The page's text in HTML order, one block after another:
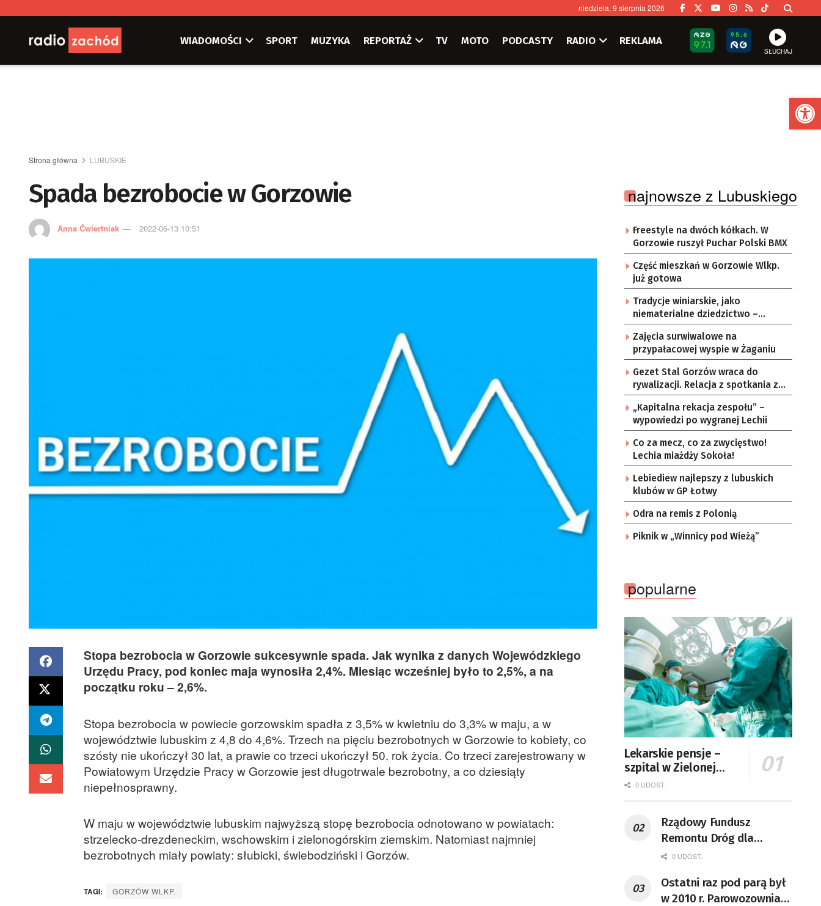
niedziela, 9 sierpnia 2026
WIADOMOŚCI SPORT MUZYKA REPORTAŻ TV MOTO PODCASTY RADIO REKLAMA
SŁUCHAJ
Strona główna LUBUSKIE
Spada bezrobocie w Gorzowie
Anna Ćwiertniak 2022-06-13 10:51
Stopa bezrobocia w Gorzowie sukcesywnie spada. Jak wynika z danych Wojewódzkiego
Urzędu Pracy, pod koniec maja wynosiła 2,4%. Miesiąc wcześniej było to 2,5%, a na
początku roku – 2,6%.
Stopa bezrobocia w powiecie gorzowskim spadła z 3,5% w kwietniu do 3,3% w maju, a w
województwie lubuskim z 4,8 do 4,6%. Trzech na pięciu bezrobotnych w Gorzowie to kobiety, co
szósty nie ukończył 30 lat, a prawie co trzeci ukończył 50. rok życia. Co trzeci zarejestrowany w
Powiatowym Urzędzie Pracy w Gorzowie jest długotrwale bezrobotny, a co dziesiąty
niepełnosprawny.
W maju w województwie lubuskim najwyższą stopę bezrobocia odnotowano w powiatach:
strzelecko-drezdeneckim, wschowskim i zielonogórskim ziemskim. Natomiast najmniej
bezrobotnych miały powiaty: słubicki, świebodziński i Gorzów.
TAGI: GORZÓW WLKP.
najnowsze z Lubuskiego
Freestyle na dwóch kółkach. W
Gorzowie ruszył Puchar Polski BMX
Część mieszkań w Gorzowie Wlkp.
już gotowa
Tradycje winiarskie, jako
niematerialne dziedzictwo –
konsultacje i projekt
Zajęcia surwiwalowe na
przypałacowej wyspie w Żaganiu
Gezet Stal Gorzów wraca do
rywalizacji. Relacja z spotkania z
częstochowskimi lwami u nas!
„Kapitalna rekacja zespołu” –
wypowiedzi po wygranej Lechii
Co za mecz, co za zwycięstwo!
Lechia miażdży Sokoła!
Lebiediew najlepszy z lubuskich
klubów w GP Łotwy
Odra na remis z Polonią
Piknik w „Winnicy pod Wieżą”
popularne
Lekarskie pensje –
szpital w Zielonej
Górze podaje dane
0 UDOST.
Rządowy Fundusz
Remontu Dróg dla
województwa lubuskiego
0 UDOST.
Ostatni raz pod parą był
w 2010 r. Parowozownia